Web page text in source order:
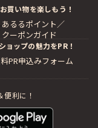
買い物を楽しもう！
あるるポイント／
クーポンガイド
ョップの魅力をPR！
PR申込みフォーム
利に！